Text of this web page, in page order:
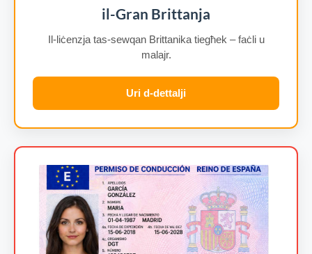
il-Gran Brittanja
Il-liċenzja tas-sewqan Brittanika tiegħek – faċli u
malajr.
Uri d-dettalji